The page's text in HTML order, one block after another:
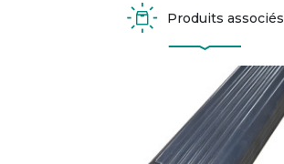
Produits associés